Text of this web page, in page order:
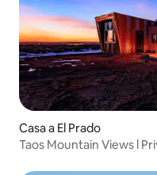
Casa a El Prado
Taos Mountain Views l